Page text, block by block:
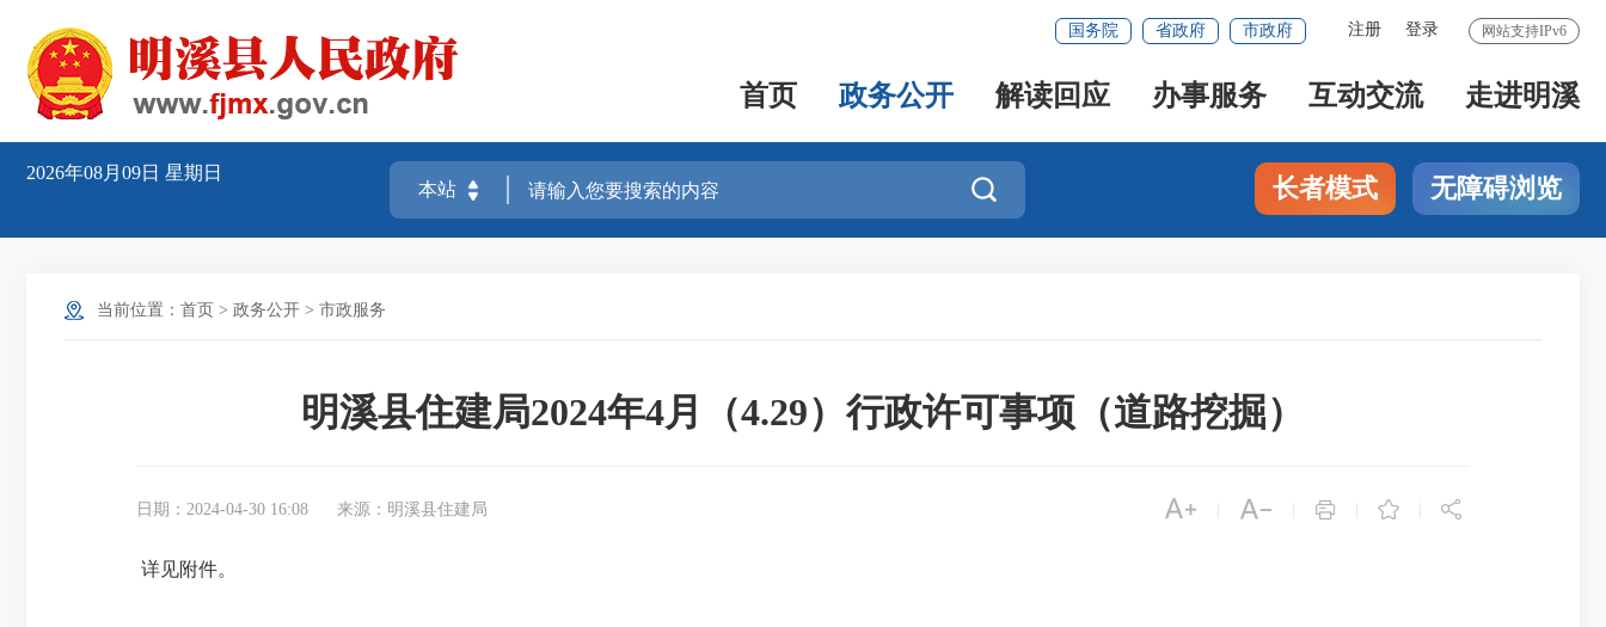
网站支持IPv6
注册 登录
国务院 省政府 市政府
首页 政务公开 解读回应 办事服务 互动交流 走进明溪
2026年08月09日 星期日
 长者模式 无障碍浏览
当前位置： 首页 > 政务公开 > 市政服务
明溪县住建局2024年4月（4.29）行政许可事项（道路挖掘）
日期：2024-04-30 16:08 来源：明溪县住建局     
详见附件。